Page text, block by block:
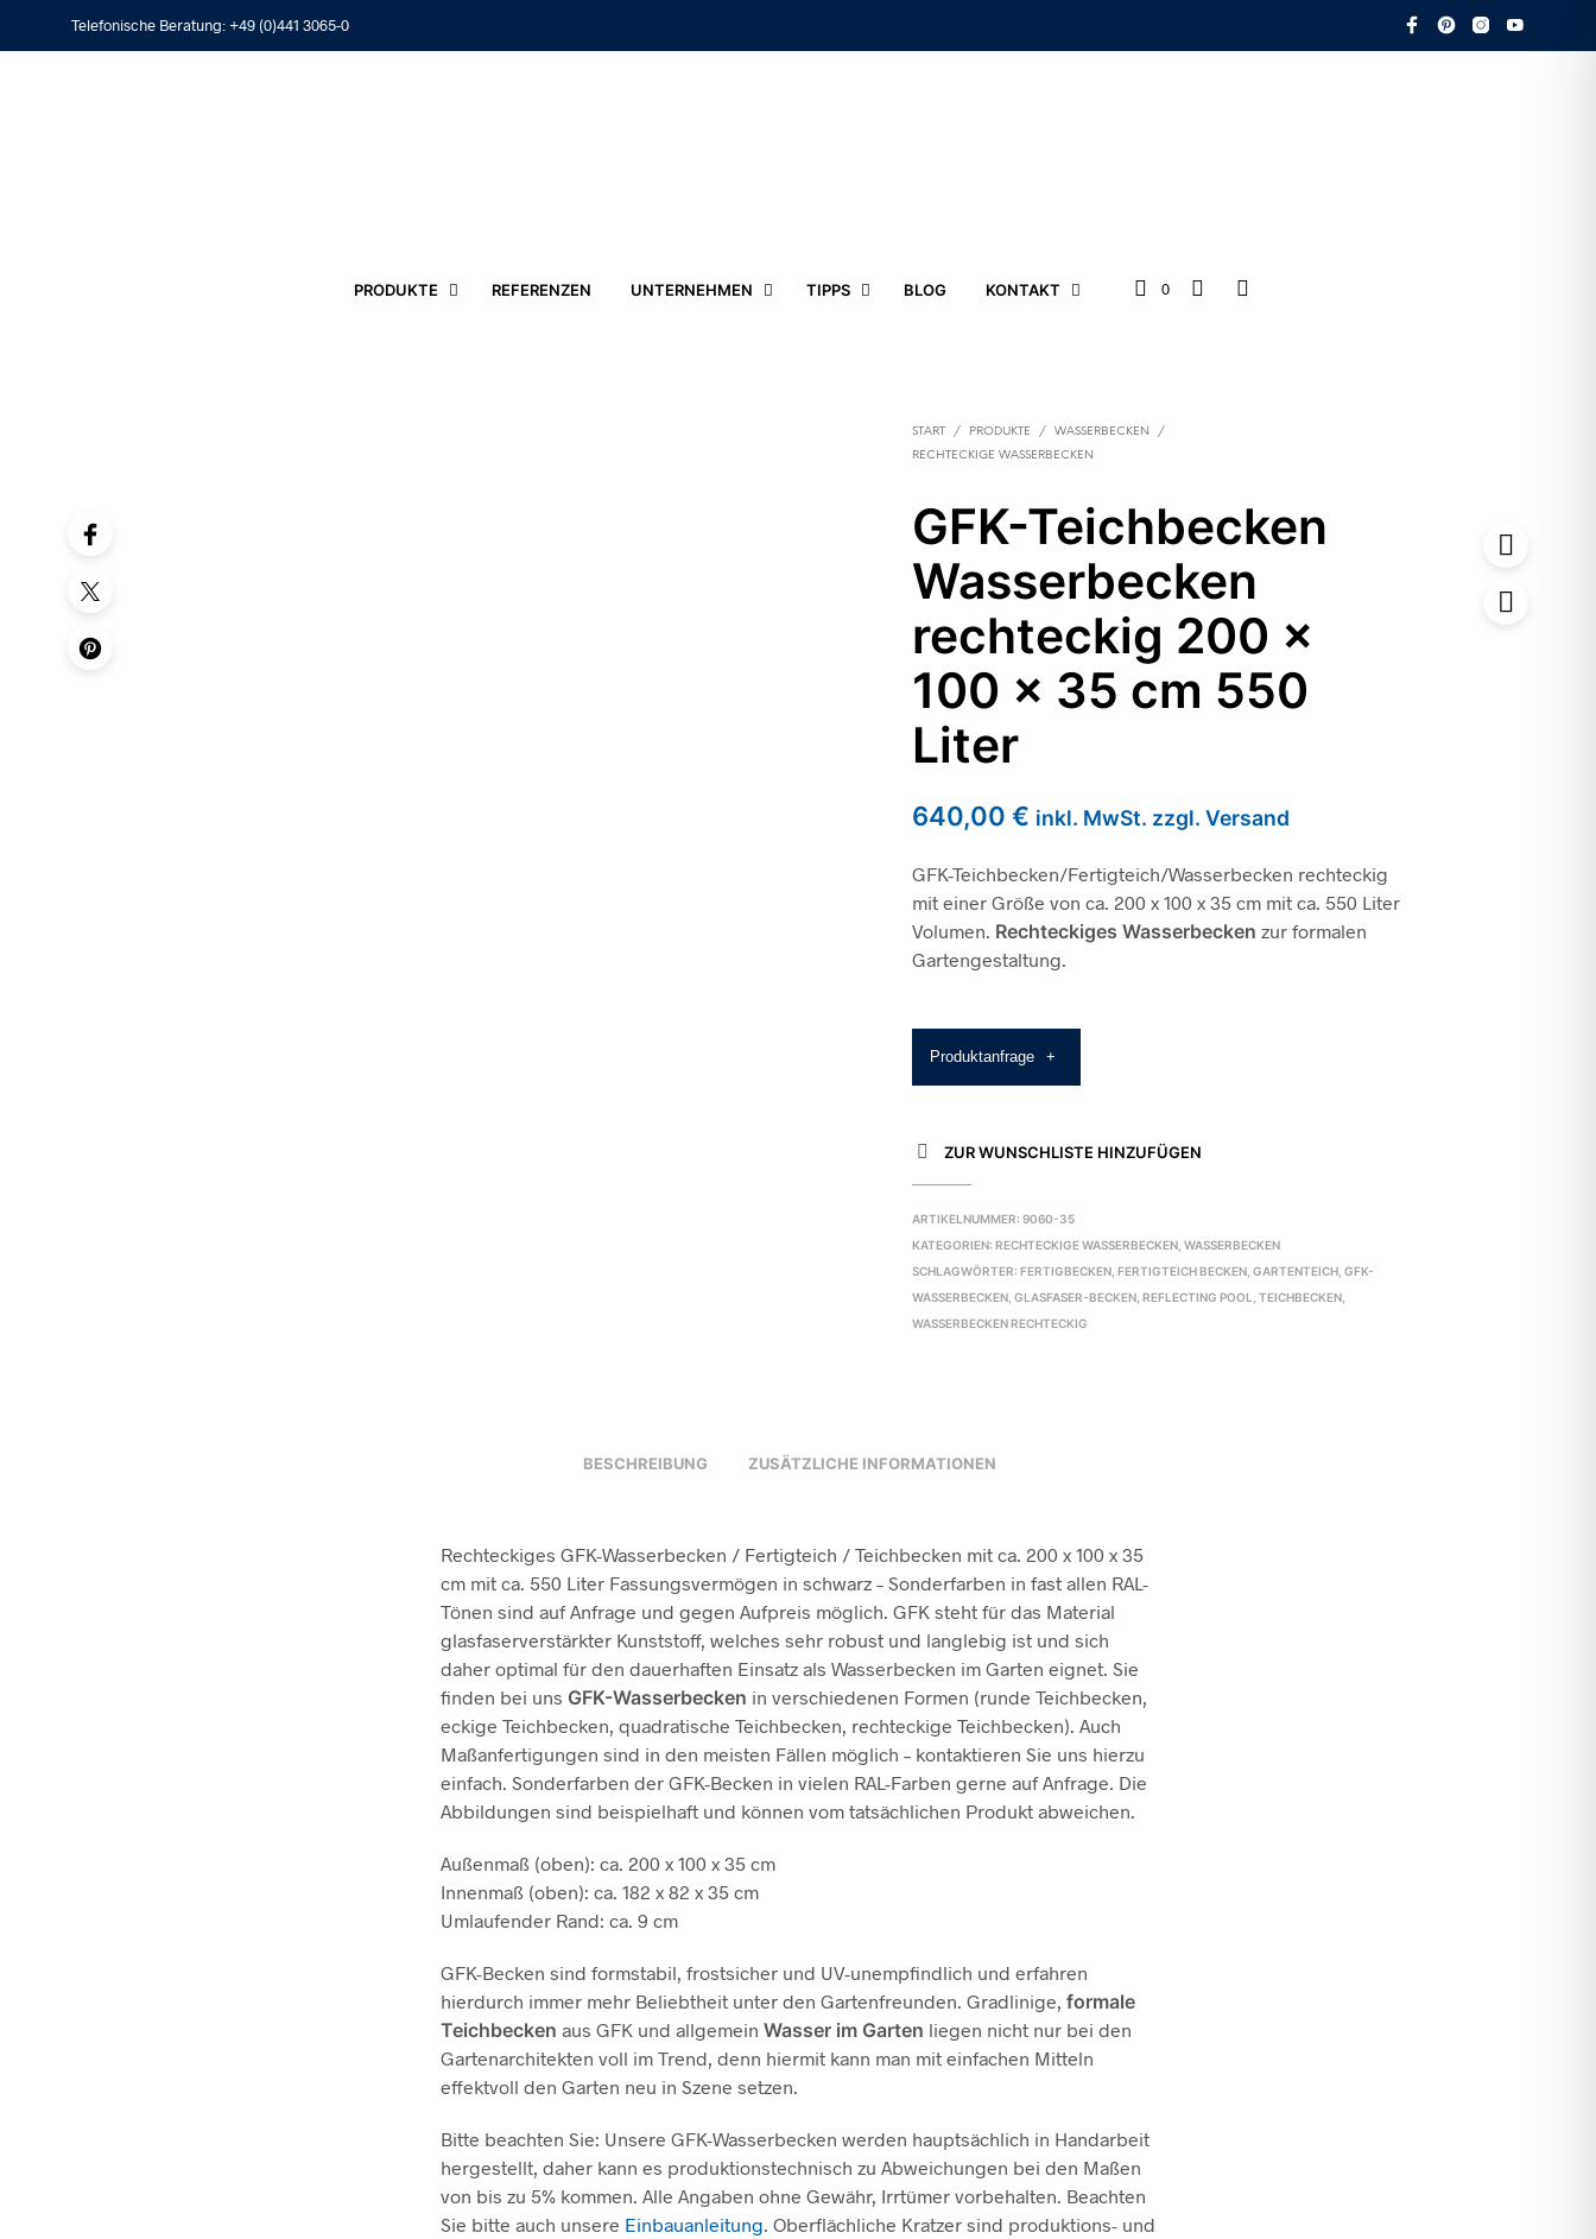
Telefonische Beratung: +49 (0)441 3065-0
PRODUKTE REFERENZEN UNTERNEHMEN TIPPS BLOG KONTAKT 0
START / PRODUKTE / WASSERBECKEN
/
RECHTECKIGE WASSERBECKEN
GFK-Teichbecken
Wasserbecken
rechteckig 200 x
100 x 35 cm 550
Liter
640,00€ inkl. MwSt. zzgl. Versand
GFK-Teichbecken/Fertigteich/Wasserbecken rechteckig
mit einer Größe von ca. 200 x 100 x 35 cm mit ca. 550 Liter
Volumen. Rechteckiges Wasserbecken zur formalen
Gartengestaltung.
Produktanfrage +
ZUR WUNSCHLISTE HINZUFÜGEN
ARTIKELNUMMER:9060-35
KATEGORIEN:RECHTECKIGE WASSERBECKEN ,WASSERBECKEN
SCHLAGWÖRTER:FERTIGBECKEN ,FERTIGTEICH BECKEN ,GARTENTEICH ,GFK-
WASSERBECKEN ,GLASFASER-BECKEN ,REFLECTING POOL ,TEICHBECKEN
WASSERBECKEN RECHTECKIG
BESCHREIBUNG ZUSÄTZLICHE INFORMATIONEN
Rechteckiges GFK-Wasserbecken / Fertigteich / Teichbecken mit ca. 200 x 100 x 35
cm mit ca. 550 Liter Fassungsvermögen in schwarz – Sonderfarben in fast allen RAL-
Tönen sind auf Anfrage und gegen Aufpreis möglich. GFK steht für das Material
glasfaserverstärkter Kunststoff, welches sehr robust und langlebig ist und sich
daher optimal für den dauerhaften Einsatz als Wasserbecken im Garten eignet. Sie
finden bei uns GFK-Wasserbecken in verschiedenen Formen (runde Teichbecken,
eckige Teichbecken, quadratische Teichbecken, rechteckige Teichbecken). Auch
Maßanfertigungen sind in den meisten Fällen möglich – kontaktieren Sie uns hierzu
einfach. Sonderfarben der GFK-Becken in vielen RAL-Farben gerne auf Anfrage. Die
Abbildungen sind beispielhaft und können vom tatsächlichen Produkt abweichen.
Außenmaß (oben): ca. 200 x 100 x 35 cm
Innenmaß (oben): ca. 182 x 82 x 35 cm
Umlaufender Rand: ca. 9 cm
GFK-Becken sind formstabil, frostsicher und UV-unempfindlich und erfahren
hierdurch immer mehr Beliebtheit unter den Gartenfreunden. Gradlinige, formale
Teichbecken aus GFK und allgemein Wasser im Garten liegen nicht nur bei den
Gartenarchitekten voll im Trend, denn hiermit kann man mit einfachen Mitteln
effektvoll den Garten neu in Szene setzen.
Bitte beachten Sie: Unsere GFK-Wasserbecken werden hauptsächlich in Handarbeit
hergestellt, daher kann es produktionstechnisch zu Abweichungen bei den Maßen
von bis zu 5% kommen. Alle Angaben ohne Gewähr, Irrtümer vorbehalten. Beachten
Sie bitte auch unsere Einbauanleitung . Oberflächliche Kratzer sind produktions- und